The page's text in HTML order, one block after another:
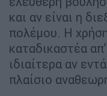
και αν είναι η
πολέμου. Η
καταδικαστέα
ιδιαίτερα αν
πλαίσιο